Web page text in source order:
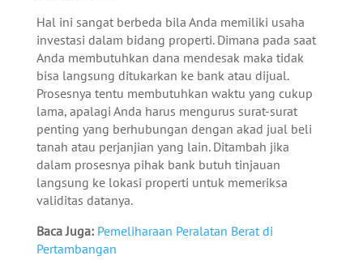
Hal ini sangat berbeda bila Anda memiliki usaha
investasi dalam bidang properti. Dimana pada saat
Anda membutuhkan dana mendesak maka tidak
bisa langsung ditukarkan ke bank atau dijual.
Prosesnya tentu membutuhkan waktu yang cukup
lama, apalagi Anda harus mengurus surat-surat
penting yang berhubungan dengan akad jual beli
tanah atau perjanjian yang lain. Ditambah jika
dalam prosesnya pihak bank butuh tinjauan
langsung ke lokasi properti untuk memeriksa
validitas datanya.
Baca Juga: Pemeliharaan Peralatan Berat di
Pertambangan